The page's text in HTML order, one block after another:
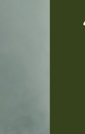
Sebagai contoh,
siswanya bisa
guru juga
lain dalam
layak. Kita tak